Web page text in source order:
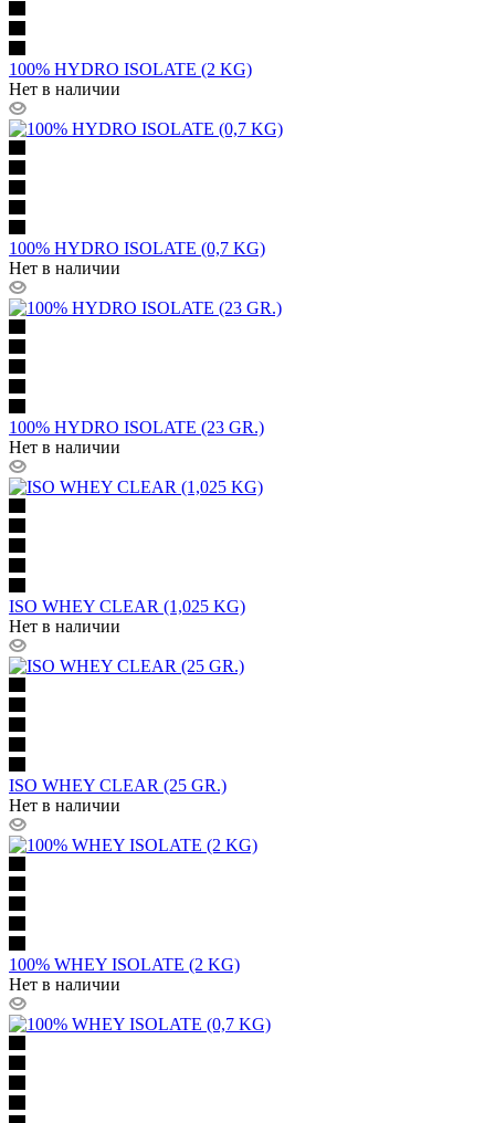
100% HYDRO ISOLATE (2 KG)
Нет в наличии
100% HYDRO ISOLATE (0,7 KG)
Нет в наличии
100% HYDRO ISOLATE (23 GR.)
Нет в наличии
ISO WHEY CLEAR (1,025 KG)
Нет в наличии
ISO WHEY CLEAR (25 GR.)
Нет в наличии
100% WHEY ISOLATE (2 KG)
Нет в наличии